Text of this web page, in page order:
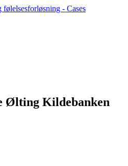
Ølting Kildebanken